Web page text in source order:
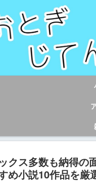
クス多数も納得の
め小説10作品を厳